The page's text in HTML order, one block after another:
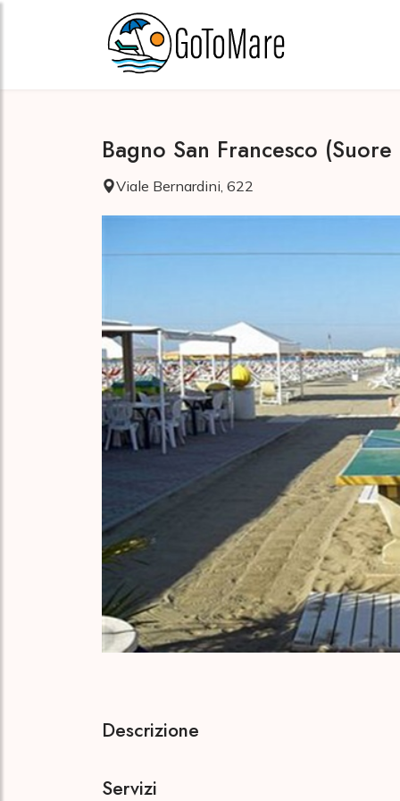
Bagno San Francesco
Viale Bernardini, 622
Descrizione
Servizi